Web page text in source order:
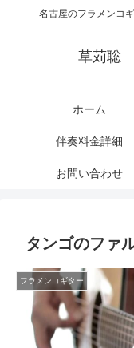
名古屋のフラメンコ
草苅聡
ホーム
伴奏料金詳細
お問い合わせ
タンゴのフ
フラメンコギター